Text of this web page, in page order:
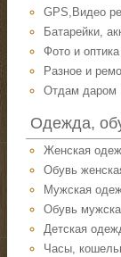
GPS,Видео
Батарейки,
Фото и оптика
Разное и
Отдам даром
Одежда,
Женская
Обувь
Мужская
Обувь
Детская
Часы,